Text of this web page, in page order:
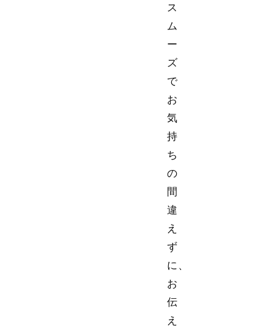
ス
ム
ー
ズ
で
お
気
持
ち
の
間
違
え
ず
に、
お
伝
え